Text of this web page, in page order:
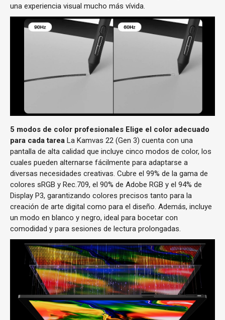
una experiencia visual mucho más vívida.
5 modos de color profesionales Elige el color adecuado
para cada tarea La Kamvas 22 (Gen 3) cuenta con una
pantalla de alta calidad que incluye cinco modos de color, los
cuales pueden alternarse fácilmente para adaptarse a
diversas necesidades creativas. Cubre el 99% de la gama de
colores sRGB y Rec.709, el 90% de Adobe RGB y el 94% de
Display P3, garantizando colores precisos tanto para la
creación de arte digital como para el diseño. Además, incluye
un modo en blanco y negro, ideal para bocetar con
comodidad y para sesiones de lectura prolongadas.